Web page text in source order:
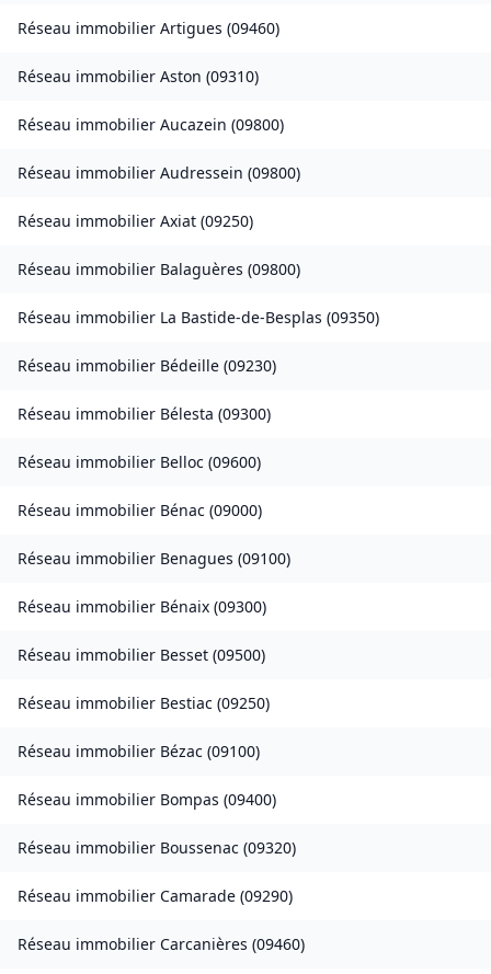
Réseau immobilier Artigues (09460)
Réseau immobilier Aston (09310)
Réseau immobilier Aucazein (09800)
Réseau immobilier Audressein (09800)
Réseau immobilier Axiat (09250)
Réseau immobilier Balaguères (09800)
Réseau immobilier La Bastide-de-Besplas (09350)
Réseau immobilier Bédeille (09230)
Réseau immobilier Bélesta (09300)
Réseau immobilier Belloc (09600)
Réseau immobilier Bénac (09000)
Réseau immobilier Benagues (09100)
Réseau immobilier Bénaix (09300)
Réseau immobilier Besset (09500)
Réseau immobilier Bestiac (09250)
Réseau immobilier Bézac (09100)
Réseau immobilier Bompas (09400)
Réseau immobilier Boussenac (09320)
Réseau immobilier Camarade (09290)
Réseau immobilier Carcanières (09460)